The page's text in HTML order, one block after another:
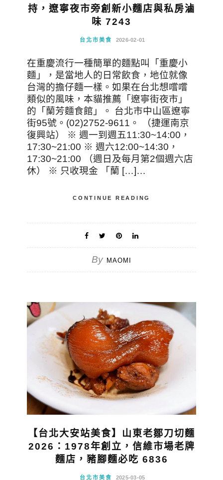
持，遼寧夜市旁創新小麵店與私房滷
味 7243
台北市美食 2026-02-01
在重慶流行一種簡單的麵點叫「重慶小
麵」，是當地人的日常飲食，地位就像
台灣的擔仔麵一樣。如果在台北想嚐嚐
類似的風味，本貓推薦「遼寧街夜市」
的「蘭芳麵食館」。 台北市中山區遼寧
街95號。(02)2752-9611。 （捷運南京
復興站） ※ 週一到週五11:30~14:00，
17:30~21:00 ※ 週六12:00~14:30，
17:30~21:00 （週日及每月第2個週六店
休） ※ 只收現金 「蘭 […]…
CONTINUE READING
By MAOMI
【台北大安站美食】山東老鄒刀切麵
2026：1978年創立，信維市場老牌
麵店，豬腳麵必吃 6836
台北市美食 2025-03-05